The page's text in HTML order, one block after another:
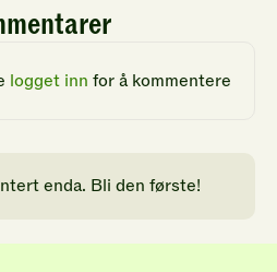
logget inn for å kommentere
enda. Bli den første!